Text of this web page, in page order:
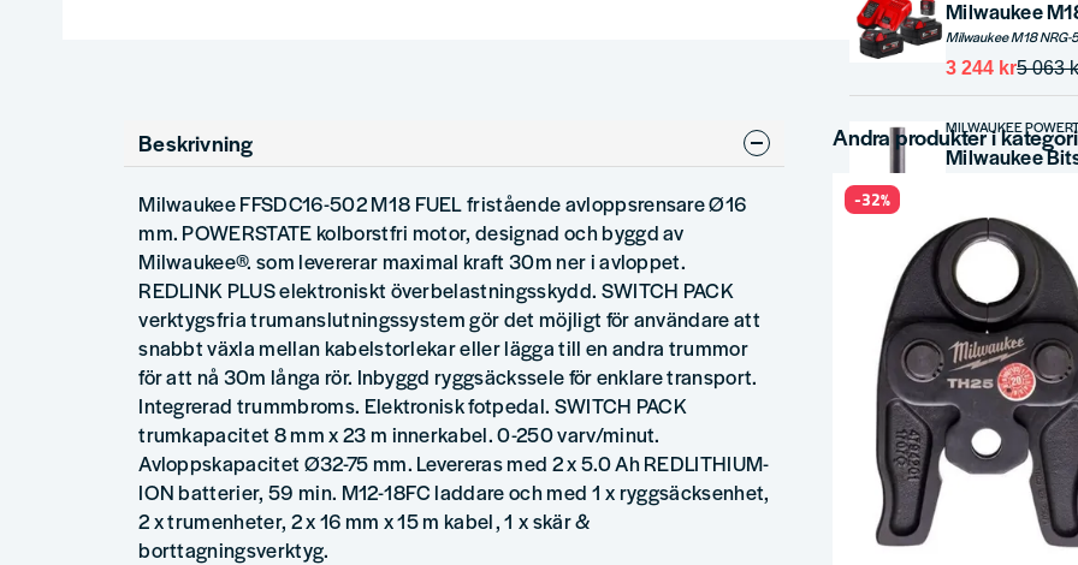
5 063
3 244 kr
MILWAUKEE
Milwaukee
58 kr
42 kr
MILWAUKEE
1 038 kr
633 kr
MILWAUKEE
Milwaukee
348 kr
Beskrivning
Milwaukee FFSDC16-502 M18 FUEL fristående avloppsrensare Ø16
mm. POWERSTATE kolborstfri motor, designad och byggd av
Milwaukee®. som levererar maximal kraft 30m ner i avloppet.
REDLINK PLUS elektroniskt överbelastningsskydd. SWITCH PACK
verktygsfria trumanslutningssystem gör det möjligt för användare att
snabbt växla mellan kabelstorlekar eller lägga till en andra trummor
för att nå 30m långa rör. Inbyggd ryggsäckssele för enklare transport.
Integrerad trummbroms. Elektronisk fotpedal. SWITCH PACK
trumkapacitet 8 mm x 23 m innerkabel. 0-250 varv/minut.
Avloppskapacitet Ø32-75 mm. Levereras med 2 x 5.0 Ah REDLITHIUM-
ION batterier, 59 min. M12-18FC laddare och med 1 x ryggsäcksenhet,
2 x trumenheter, 2 x 16 mm x 15 m kabel, 1 x skär &
borttagningsverktyg.
Andra produkter i
-32%